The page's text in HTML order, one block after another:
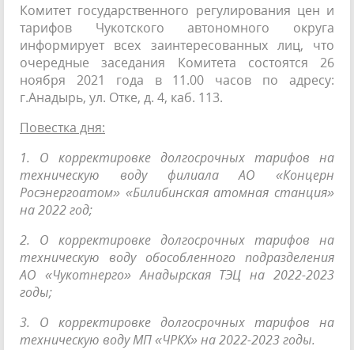
Комитет государственного регулирования цен и
тарифов Чукотского автономного округа
информирует всех заинтересованных лиц, что
очередные заседания Комитета состоятся 26
ноября 2021 года в 11.00 часов по адресу:
г.Анадырь, ул. Отке, д. 4, каб. 113.
Повестка дня:
1. О корректировке долгосрочных тарифов на
техническую воду филиала АО «Концерн
Росэнергоатом» «Билибинская атомная станция»
на 2022 год;
2. О корректировке долгосрочных тарифов на
техническую воду обособленного подразделения
АО «Чукотнерго» Анадырская ТЭЦ на 2022-2023
годы;
3. О корректировке долгосрочных тарифов на
техническую воду МП «ЧРКХ» на 2022-2023 годы.